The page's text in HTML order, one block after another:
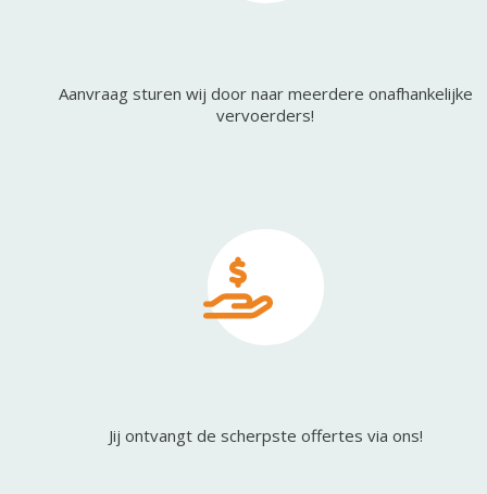
Aanvraag sturen wij door naar meerdere onafhankelijke
vervoerders!
Jij ontvangt de scherpste offertes via ons!